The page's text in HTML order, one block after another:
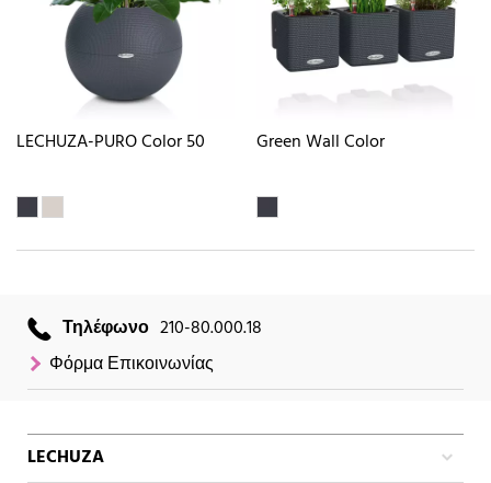
LECHUZA-PURO Color 50 Green Wall Color
Τηλέφωνο 210-80.000.18
Φόρμα Επικοινωνίας
LECHUZA